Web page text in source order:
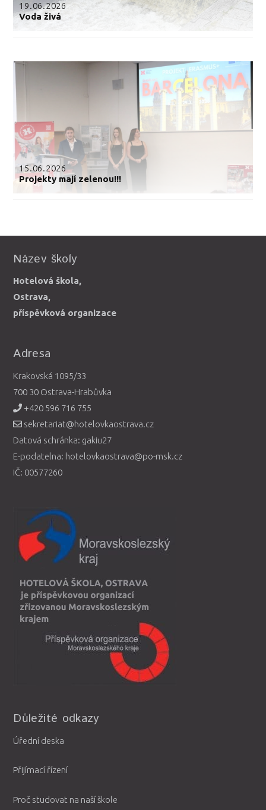
19.06.2026
Voda živá
15.06.2026
Projekty mají zelenou!!!
Název školy
Hotelová škola,
Ostrava,
příspěvková organizace
Adresa
Krakovská 1095/33
700 30 Ostrava-Hrabůvka
+420 596 716 755
sekretariat@hotelovkaostrava.cz
Datová schránka: gakiu27
E-podatelna: hotelovkaostrava@po-msk.cz
IČ: 00577260
Důležité odkazy
Úřední deska
Přijímací řízení
Proč studovat na naší škole